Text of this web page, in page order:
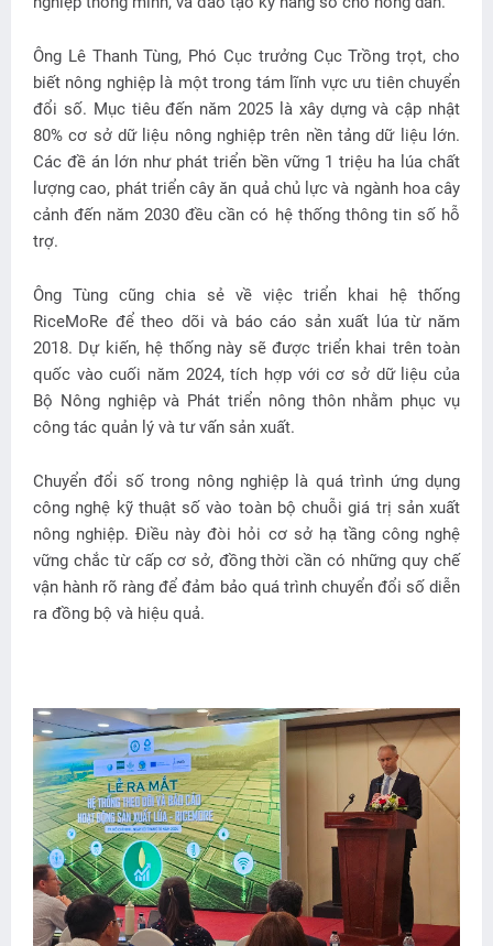
Ông Lê Thanh Tùng, Phó Cục trưởng Cục Trồng trọt, cho
biết nông nghiệp là một trong tám lĩnh vực ưu tiên chuyển
đổi số. Mục tiêu đến năm 2025 là xây dựng và cập nhật
80% cơ sở dữ liệu nông nghiệp trên nền tảng dữ liệu lớn.
Các đề án lớn như phát triển bền vững 1 triệu ha lúa chất
lượng cao, phát triển cây ăn quả chủ lực và ngành hoa cây
cảnh đến năm 2030 đều cần có hệ thống thông tin số hỗ
trợ.
Ông Tùng cũng chia sẻ về việc triển khai hệ thống
RiceMoRe để theo dõi và báo cáo sản xuất lúa từ năm
2018. Dự kiến, hệ thống này sẽ được triển khai trên toàn
quốc vào cuối năm 2024, tích hợp với cơ sở dữ liệu của
Bộ Nông nghiệp và Phát triển nông thôn nhằm phục vụ
công tác quản lý và tư vấn sản xuất.
Chuyển đổi số trong nông nghiệp là quá trình ứng dụng
công nghệ kỹ thuật số vào toàn bộ chuỗi giá trị sản xuất
nông nghiệp. Điều này đòi hỏi cơ sở hạ tầng công nghệ
vững chắc từ cấp cơ sở, đồng thời cần có những quy chế
vận hành rõ ràng để đảm bảo quá trình chuyển đổi số diễn
ra đồng bộ và hiệu quả.